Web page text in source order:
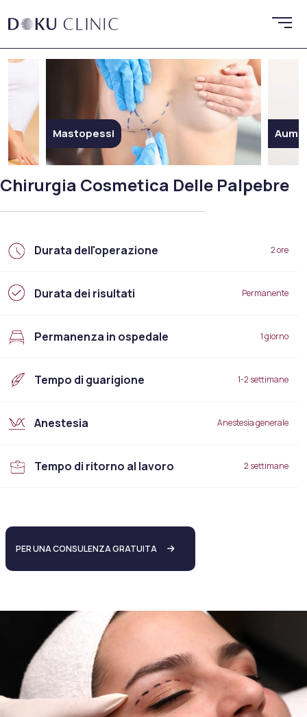
Aumento dei Glutei
Chirurgia Cosmetica Delle Palpebre
Durata dell'operazione 2 ore
Durata dei risultati Permanente
Permanenza in ospedale 1 giorno
Tempo di guarigione 1-2 settimane
Anestesia Anestesia generale
Tempo di ritorno al lavoro 2 settimane
PER UNA CONSULENZA GRATUITA